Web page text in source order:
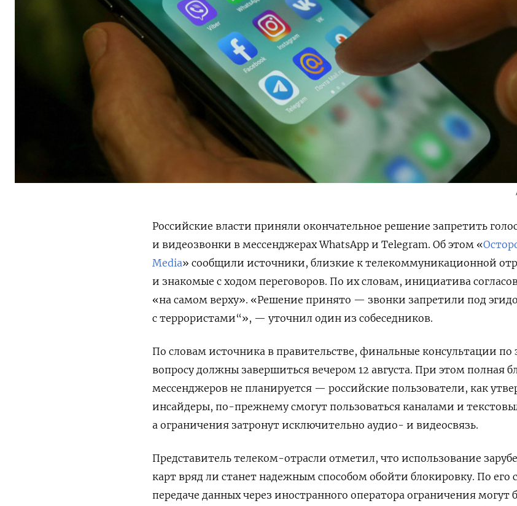
Российские власти приняли окончательное решение запретить
и видеозвонки в мессенджерах WhatsApp и Telegram. Об этом «
Media» сообщили источники, близкие к телекоммуникационной
и знакомые с ходом переговоров. По их словам, инициатива
«на самом верху». «Решение принято — звонки запретили под
с террористами“», — уточнил один из собеседников.
По словам источника в правительстве, финальные консультации по
вопросу должны завершиться вечером 12 августа. При этом полная
мессенджеров не планируется — российские пользователи, как
инсайдеры, по-прежнему смогут пользоваться каналами и
а ограничения затронут исключительно аудио- и видеосвязь.
Представитель телеком-отрасли отметил, что использование
карт вряд ли станет надежным способом обойти блокировку. По его
передаче данных через иностранного оператора ограничения могут